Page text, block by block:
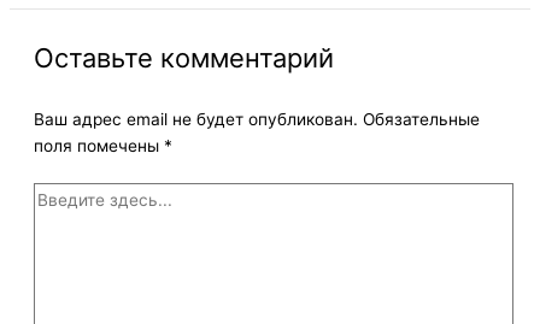
Оставьте комментарий
Ваш адрес email не будет опубликован. Обязательные
поля помечены *
Введите